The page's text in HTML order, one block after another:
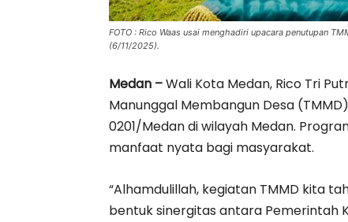
FOTO : Rico Waas usai menghadiri upacara penutupan
(6/11/2025).
Medan –Wali Kota Medan, Rico Tri
Manunggal Membangun Desa
0201/Medan di wilayah Medan.
manfaat nyata bagi masyarakat.
“Alhamdulillah, kegiatan TMMD kita
bentuk sinergitas antara Pemerintah